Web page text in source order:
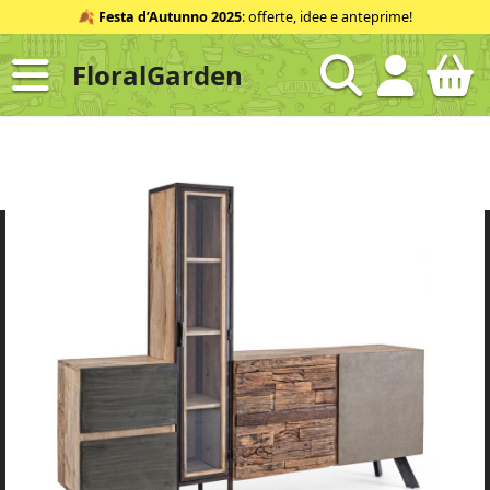
al
contenuto
ID
🍂 Festa d’Autunno 2025: offerte, idee e anteprime!
FloralGarden